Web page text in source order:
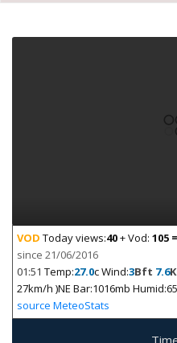
VOD Today views:40+ Vod: 105
since 21/06/2016
01:51 Temp:27.0c Wind:3Bft 7.6
27km/h )NE Bar:1016mb
source MeteoStats